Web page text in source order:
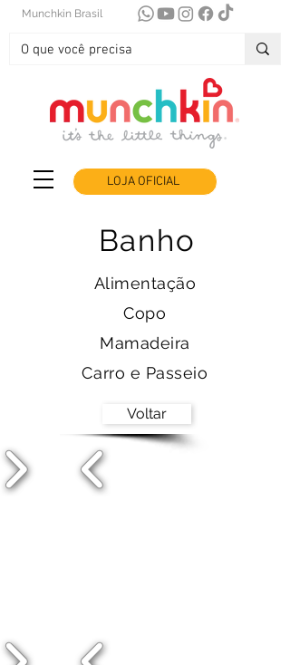
Munchkin Brasil
LOJA OFICIAL
Banho
Alimentação
Copo
Mamadeira
Carro e Passeio
Voltar